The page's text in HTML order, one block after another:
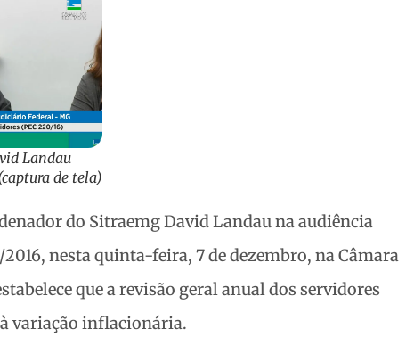
Landau
de tela)
do Sitraemg David Landau na audiência
nesta quinta-feira, 7 de dezembro, na Câmara
que a revisão geral anual dos servidores
variação inflacionária.